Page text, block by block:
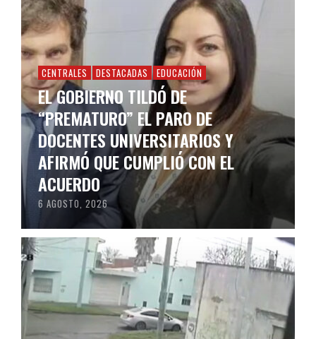
CENTRALES DESTACADAS EDUCACIÓN
EL GOBIERNO TILDÓ DE
“PREMATURO” EL PARO DE
DOCENTES UNIVERSITARIOS Y
AFIRMÓ QUE CUMPLIÓ CON EL
ACUERDO
6 AGOSTO, 2026